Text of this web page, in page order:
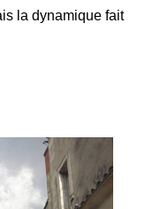
la dynamique fait